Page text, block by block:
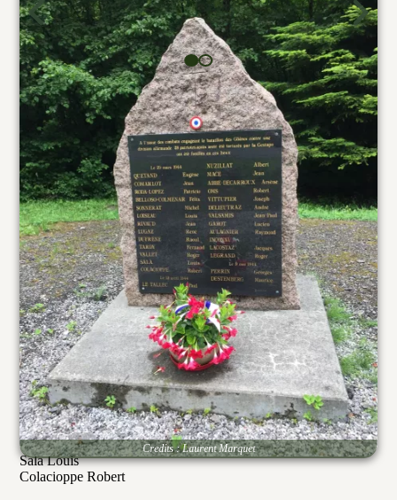
Credits : Laurent Marquet
Vous avez une/des photo/s ?
Contactez-nous
Type :Stele
Inscription :
A l'issue des combats engageant le bataillon des Glières contre
une
division allemande 28 patriotes, après avoir été torturés par la
Gestapo
ont été fusillés en ces lieux
Le 29 mars 1944
Quetand Eugène
Comarlot Jean
Roda-Lopez Patricio
Bellosco-Colmenar Félix
Sonnerat Michel
Loiseau Louis
Rivaud Jean
Lugaz René
Dufrene Raoul
Tardy Fernand
Vallet Roger
Sala Louis
Colacioppe Robert